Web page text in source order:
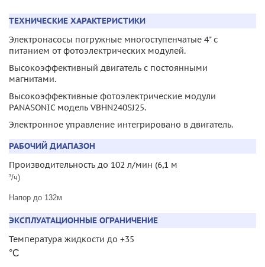
ТЕХНИЧЕСКИЕ ХАРАКТЕРИСТИКИ
Электронасосы погружные многоступенчатые 4" с
питанием от фотоэлектрических модулей.
Высокоэффективный двигатель с постоянными
магнитами.
Высокоэффективные фотоэлектрические модули
PANASONIC модель VBHN240SJ25.
Электронное управление интегрировано в двигатель.
РАБОЧИЙ ДИАПАЗОН
Производительность до 102 л/мин (6,1 м
³/ч)
Напор до 132м
ЭКСПЛУАТАЦИОННЫЕ ОГРАНИЧЕНИЕ
Температура жидкости до +35
°C